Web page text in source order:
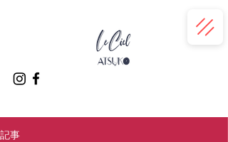
記事